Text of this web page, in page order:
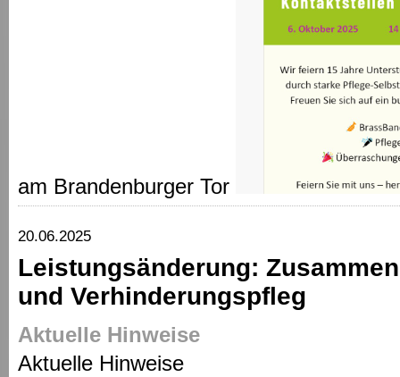
am Brandenburger Tor
20.06.2025
Leistungsänderung:
und Verhinderungspfleg
Aktuelle Hinweise
Aktuelle Hinweise